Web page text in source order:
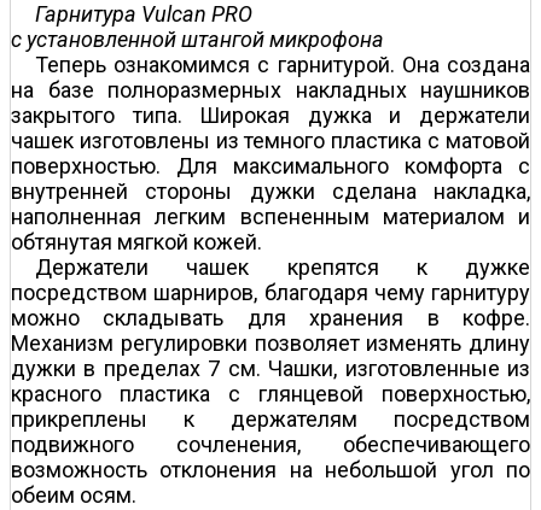
Гарнитура Vulcan PRO
с установленной штангой микрофона
Теперь ознакомимся с гарнитурой. Она создана
на базе полноразмерных накладных наушников
закрытого типа. Широкая дужка и держатели
чашек изготовлены из темного пластика с матовой
поверхностью. Для максимального комфорта с
внутренней стороны дужки сделана накладка,
наполненная легким вспененным материалом и
обтянутая мягкой кожей.
Держатели чашек крепятся к дужке
посредством шарниров, благодаря чему гарнитуру
можно складывать для хранения в кофре.
Механизм регулировки позволяет изменять длину
дужки в пределах 7 см. Чашки, изготовленные из
красного пластика с глянцевой поверхностью,
прикреплены к держателям посредством
подвижного сочленения, обеспечивающего
возможность отклонения на небольшой угол по
обеим осям.